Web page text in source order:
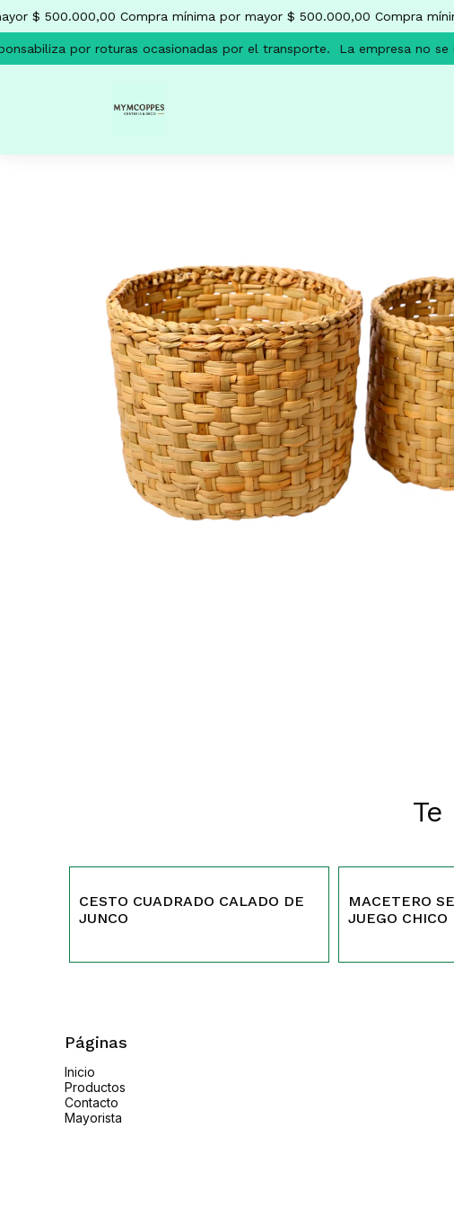
$ 500.000,00 Compra mínima por mayor $ 500.000,00 Compra
por roturas ocasionadas por el transporte. La empresa no se
CESTO CUADRADO CALADO DE
JUNCO
MACETERO
JUEGO CHICO
Páginas
Inicio
Productos
Contacto
Mayorista